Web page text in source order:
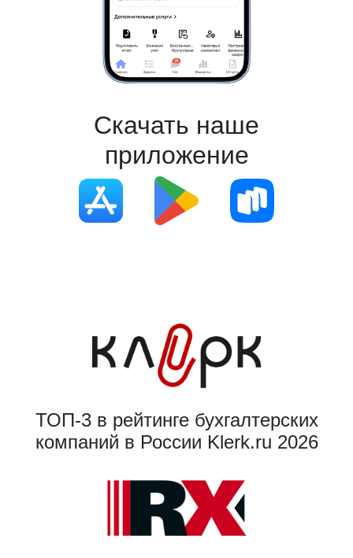
Скачать наше
приложение
ТОП-3 в рейтинге бухгалтерских
компаний в России Klerk.ru 2026